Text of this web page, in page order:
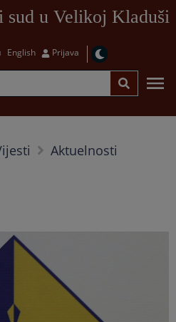
sud u Velikoj Kladuši
English Prijava
Aktuelnosti